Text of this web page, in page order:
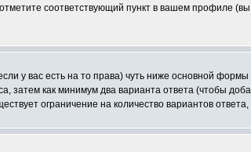
соответствующий пункт в вашем профиле
у вас есть на то права) чуть ниже основной
затем как минимум два варианта ответа (чтобы
ограничение на количество вариантов